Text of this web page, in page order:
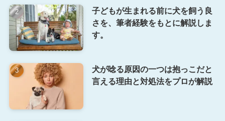
子どもが生まれる前に犬を飼う良
さを、筆者経験をもとに解説しま
す。
犬が唸る原因の一つは抱っこだと
言える理由と対処法をプロが解説